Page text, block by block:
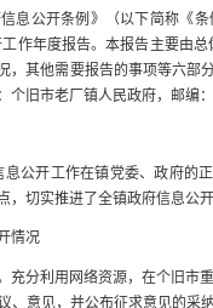
公开条例》（以下简称《条
作年度报告。本报告主要由
，其他需要报告的事项等六
个旧市老厂镇人民政府，邮编
开工作在镇党委、政府的正
切实推进了全镇政府信息公开
情况
分利用网络资源，在个旧市
、意见，并公布征求意见的采